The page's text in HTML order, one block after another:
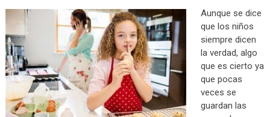
Aunque se dice
que los niños
siempre dicen
la verdad, algo
que es cierto ya
que pocas
veces se
guardan las